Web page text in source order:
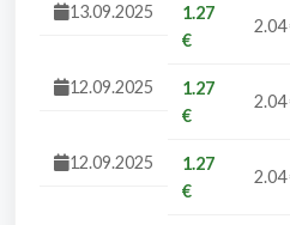
13.09.2025
1.27
€
2.04
12.09.2025
1.27
€
2.04
12.09.2025
1.27
€
2.04